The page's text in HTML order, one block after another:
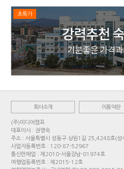
초특가
회사소개 이용약관
(주)미디어캠프
대표이사 : 권영숙
주소 : 서울특별시 성동구 상원1길 25,4248호(성
사업자등록번호 : 120-87-52967
통신판매업 : 제2010-서울강남-01974호
여행업등록번호 : 제2015-12호